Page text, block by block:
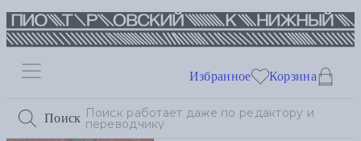
Поиск
Избранное Корзина